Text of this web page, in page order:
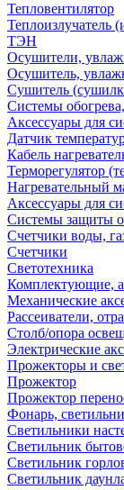
Тепловентилятор
Теплоизлучатель
ТЭН
Осушители,
Осушитель,
Сушитель
Системы
Аксессуары для
Датчик
Кабель
Терморегулятор
Нагревательный
Аксессуары для
Системы защиты
Счетчики воды,
Счетчики
Светотехника
Комплектующие,
Механические
Рассеиватели,
Столб/опора
Электрические
Прожекторы и
Прожектор
Прожектор
Фонарь,
Светильники
Светильник
Светильник
Светильник